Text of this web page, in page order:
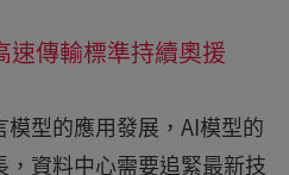
傳輸標準持續奧援
型的應用發展，AI模型的
資料中心需要追緊最新技